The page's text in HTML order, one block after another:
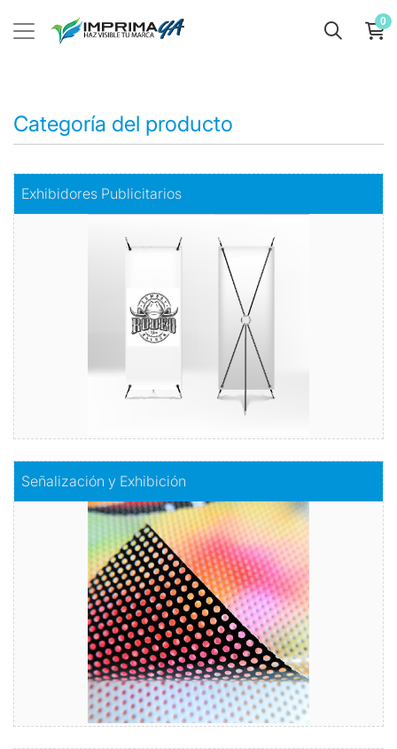
0
Categoría del producto
Exhibidores Publicitarios
Exhiba su marca o producto con Estilo y Elegancia
Todo en exhibidores
Comprar
Comprar
Señalización y Exhibición
Acabados y aplicaciones para mostrar su Marca!
Vinilos, banner, floor.
Comprar
Comprar